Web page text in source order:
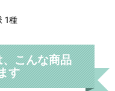
1種
こんな商品
す